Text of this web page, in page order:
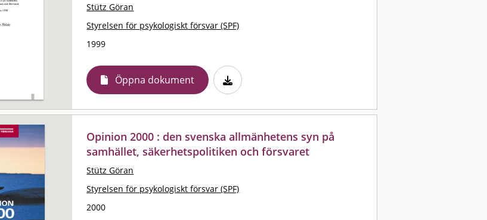
Stütz Göran
Styrelsen för psykologiskt försvar (SPF)
1999
Öppna dokument
Opinion 2000 : den svenska allmänhetens syn på
samhället, säkerhetspolitiken och försvaret
Stütz Göran
Styrelsen för psykologiskt försvar (SPF)
2000